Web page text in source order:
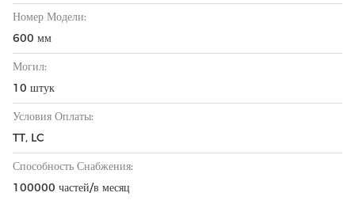
Номер Модели:
600 мм
Могил:
10 штук
Условия Оплаты:
TT, LC
Способность Снабжения:
100000 частей/в месяц